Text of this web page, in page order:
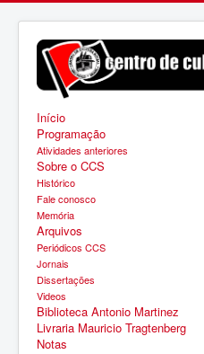
Início
Programação
Atividades anteriores
Sobre o CCS
Histórico
Fale conosco
Memória
Arquivos
Periódicos CCS
Jornais
Dissertações
Videos
Biblioteca Antonio Martinez
Livraria Mauricio Tragtenberg
Notas